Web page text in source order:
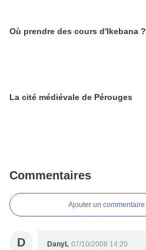
Où prendre des cours d'Ikebana ?
La cité médiévale de Pérouges
Commentaires
Ajouter un commentaire
D DanyL 07/10/2008 14:20